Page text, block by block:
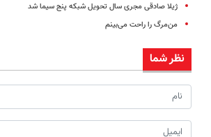
ژیلا صادقی مجری سال تحویل شبکه پنج سیما شد
من‌مرگ را راحت می‌بینم
نظر شما